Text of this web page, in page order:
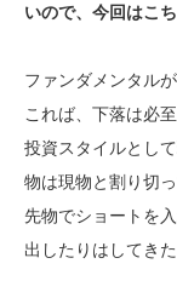
いので、今回はこ
ファンダメンタル
これば、下落は必
投資スタイルとし
物は現物と割り切
先物でショートを
出したりはしてきた